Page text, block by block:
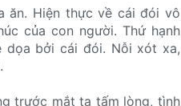
ăn. Hiện thực về cái đói vô
của con người. Thứ hạnh
dọa bởi cái đói. Nỗi xót xa,
trước mắt ta tấm lòng, tình